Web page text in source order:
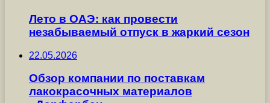
Лето в ОАЭ: как провести
незабываемый отпуск в жаркий сезон
22.05.2026
Обзор компании по поставкам
лакокрасочных материалов